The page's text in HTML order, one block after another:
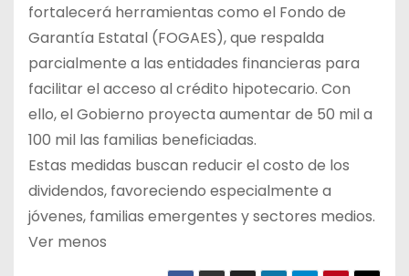
fortalecerá herramientas como el Fondo de
Garantía Estatal (FOGAES), que respalda
parcialmente a las entidades financieras para
facilitar el acceso al crédito hipotecario. Con
ello, el Gobierno proyecta aumentar de 50 mil a
100 mil las familias beneficiadas.
Estas medidas buscan reducir el costo de los
dividendos, favoreciendo especialmente a
jóvenes, familias emergentes y sectores medios.
Ver menos